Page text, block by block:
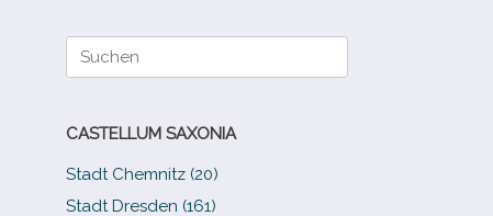
Suche
nach:
CASTELLUM SAXONIA
Stadt Chemnitz (20)
Stadt Dresden (161)